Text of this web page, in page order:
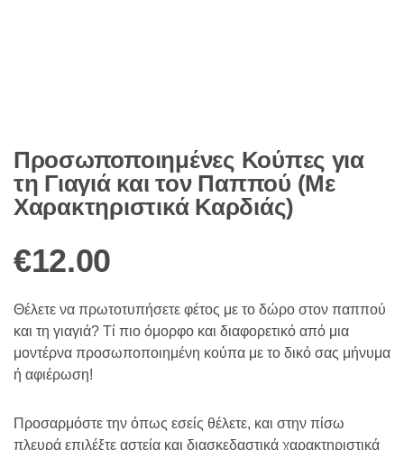
Προσωποποιημένες Κούπες για
τη Γιαγιά και τον Παππού (Με
Χαρακτηριστικά Καρδιάς)
€12.00
Θέλετε να πρωτοτυπήσετε φέτος με το δώρο στον παππού
και τη γιαγιά? Τί πιο όμορφο και διαφορετικό από μια
μοντέρνα προσωποποιημένη κούπα με το δικό σας μήνυμα
ή αφιέρωση!
Προσαρμόστε την όπως εσείς θέλετε, και στην πίσω
πλευρά επιλέξτε αστεία και διασκεδαστικά χαρακτηριστικά